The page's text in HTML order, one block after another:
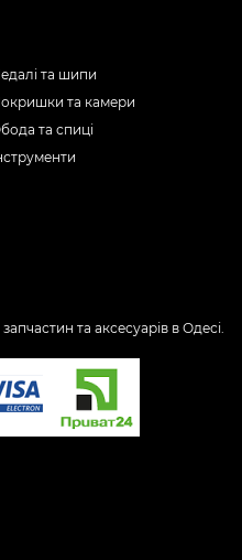
та шипи
та камери
та спиці
та аксесуарів в Одесі.